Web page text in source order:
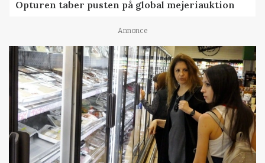
Opturen taber pusten på global mejeriauktion
Annonce